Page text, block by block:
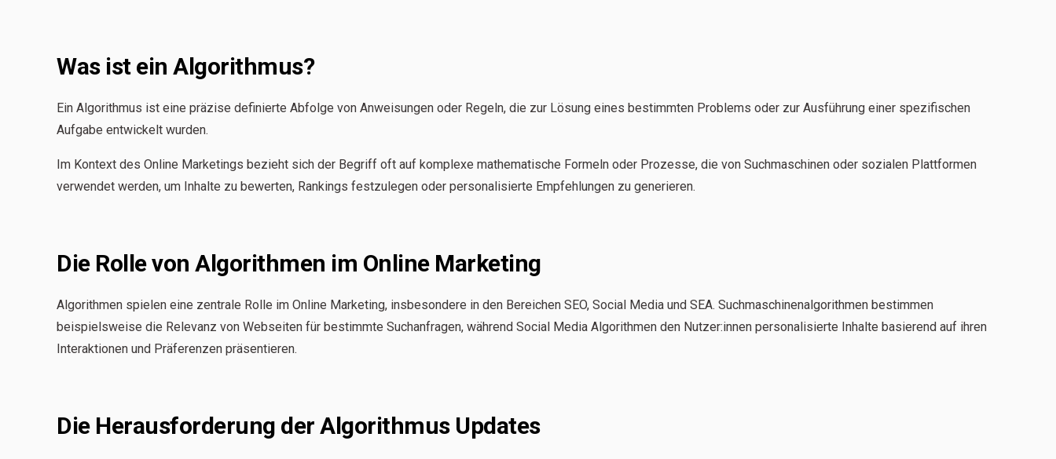
Was ist ein Algorithmus?
Ein Algorithmus ist eine präzise definierte Abfolge von Anweisungen oder Regeln, die zur Lösung eines bestimmten Problems oder zur Ausführung einer spezifischen
Aufgabe entwickelt wurden.
Im Kontext des Online Marketings bezieht sich der Begriff oft auf komplexe mathematische Formeln oder Prozesse, die von Suchmaschinen oder sozialen Plattformen
verwendet werden, um Inhalte zu bewerten, Rankings festzulegen oder personalisierte Empfehlungen zu generieren.
Die Rolle von Algorithmen im Online Marketing
Algorithmen spielen eine zentrale Rolle im Online Marketing, insbesondere in den Bereichen SEO, Social Media und SEA. Suchmaschinenalgorithmen bestimmen
beispielsweise die Relevanz von Webseiten für bestimmte Suchanfragen, während Social Media Algorithmen den Nutzer:innen personalisierte Inhalte basierend auf ihren
Interaktionen und Präferenzen präsentieren.
Die Herausforderung der Algorithmus Updates